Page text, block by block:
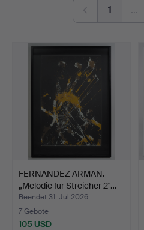
1 …
FERNANDEZ ARMAN.
„Melodie für Streicher 2"…
Beendet 31. Jul 2026
7 Gebote
105 USD